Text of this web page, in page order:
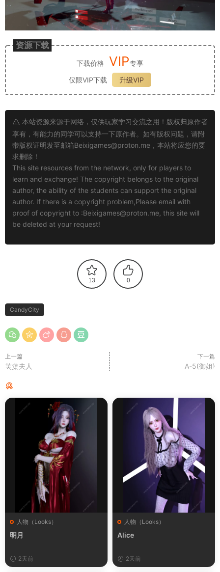
资源下载
下载价格 VIP专享
仅限VIP下载
升级VIP
本站资源来源于网络，仅供玩家学习交流之用！版权归原作者
享有，有能力的同学可以支持一下原作者。如有版权问题，请附
带版权证明发至邮箱Beixigames@proton.me ，本站将应您的要
求删除！
This site resources from the network, only for players to
learn and exchange! The copyright belongs to the original
author, the ability of the students can support the original
author. If there is a copyright problem,Please email with
proof of copyright to :Beixigames@proton.me, this site will
be deleted at your request!
13 0
CandyCity
上一篇
芙蕖夫人
下一篇
A-5(御姐)
人物（Looks）
明月
2天前
人物（Looks）
Alice
2天前